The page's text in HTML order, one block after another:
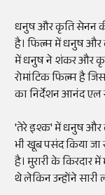
धनुष और कृतिसेनन
है। फिल्म में धनुष और
में धनुष ने शंकर और
रोमांटिकफिल्म है
का निर्देशन आनंदएल
'तेरे इश्क' में धनुष
भी खूब पसंद किया जा
है।मुरारीके किरदार
थे लेकिन उन्होंने सारी